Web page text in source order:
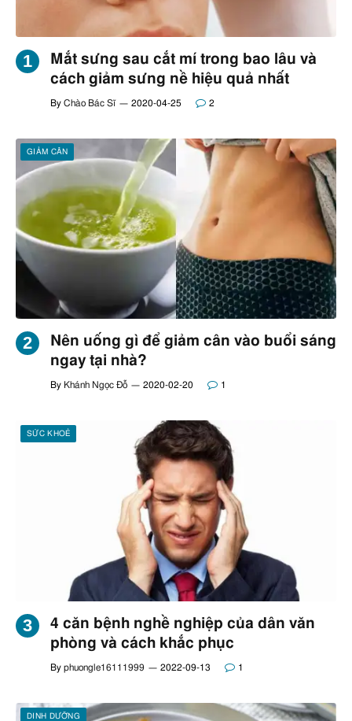
Mắt sưng sau cắt mí trong bao lâu và
cách giảm sưng nề hiệu quả nhất
By Chào Bác Sĩ 2020-04-25 2
GIẢM CÂN
Nên uống gì để giảm cân vào buổi sáng
ngay tại nhà?
By Khánh Ngọc Đỗ 2020-02-20 1
SỨC KHOẺ
4 căn bệnh nghề nghiệp của dân văn
phòng và cách khắc phục
By phuongle16111999 2022-09-13 1
DINH DƯỠNG